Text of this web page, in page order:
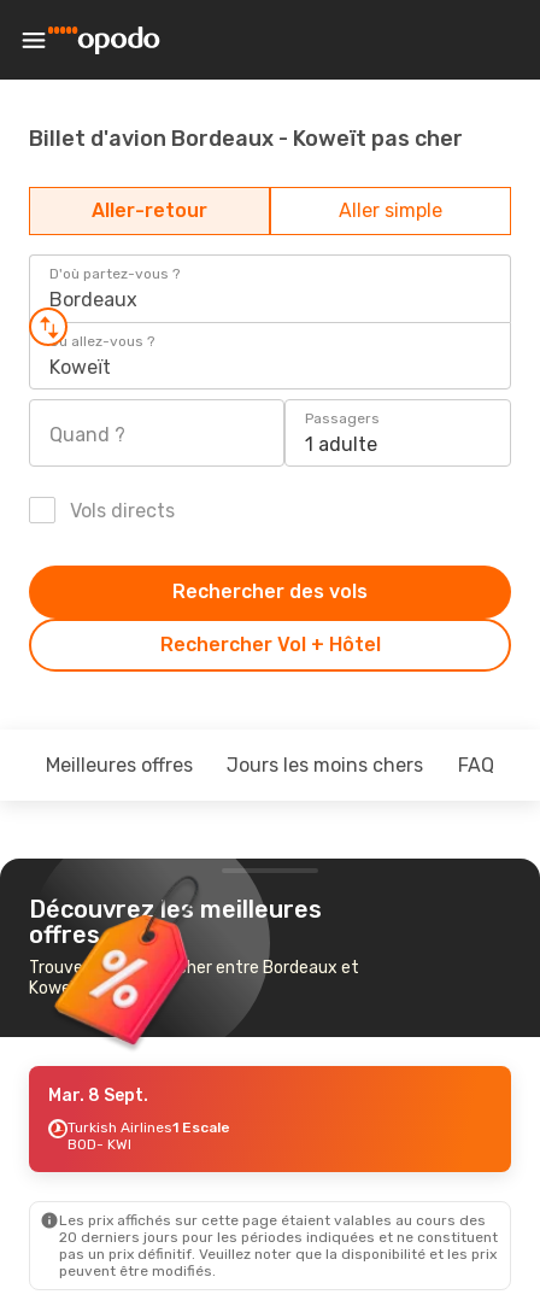
Billet d'avion Bordeaux - Koweït pas cher
Aller-retour Aller simple
D'où partez-vous ?
Bordeaux
Où allez-vous ?
Koweït
Quand ?
Passagers
1 adulte
Vols directs
Rechercher Vol + Hôtel
Rechercher des vols
Meilleures offres Jours les moins chers FAQ
Découvrez les meilleures
offres
Trouvez un vol pas cher entre Bordeaux et
Koweït
Mar. 8 Sept.
Turkish Airlines1 Escale
BOD- KWI
Les prix affichés sur cette page étaient valables au cours des
20 derniers jours pour les périodes indiquées et ne constituent
pas un prix définitif. Veuillez noter que la disponibilité et les prix
peuvent être modifiés.